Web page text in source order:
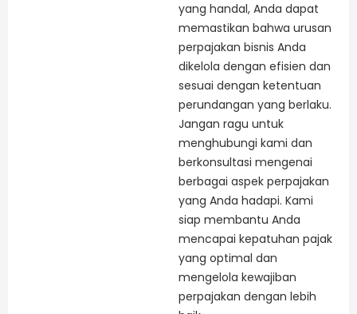
yang handal, Anda dapat
memastikan bahwa urusan
perpajakan bisnis Anda
dikelola dengan efisien dan
sesuai dengan ketentuan
perundangan yang berlaku.
Jangan ragu untuk
menghubungi kami dan
berkonsultasi mengenai
berbagai aspek perpajakan
yang Anda hadapi. Kami
siap membantu Anda
mencapai kepatuhan pajak
yang optimal dan
mengelola kewajiban
perpajakan dengan lebih